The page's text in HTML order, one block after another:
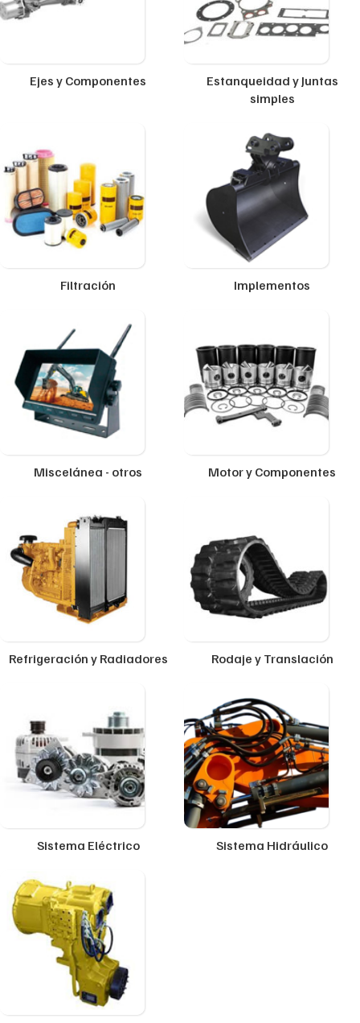
Ejes y Componentes
Estanqueidad y Juntas
simples
Filtración Implementos
Miscelánea - otros Motor y Componentes
Refrigeración y Radiadores Rodaje y Translación
Sistema Eléctrico Sistema Hidráulico